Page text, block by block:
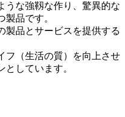
うな強靱な作り、驚異的な
品です。
製品とサービスを提供する
フ（生活の質）を向上させ
しています。